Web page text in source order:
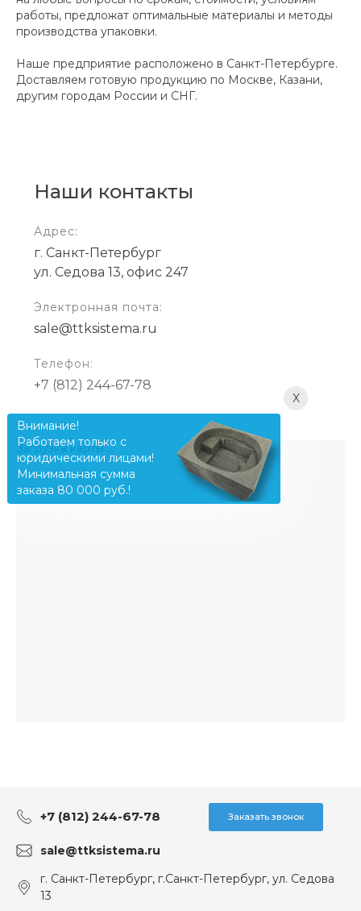
работы, предложат оптимальные материалы и методы
производства упаковки.
Наше предприятие расположено в Санкт-Петербурге.
Доставляем готовую продукцию по Москве, Казани,
другим городам России и СНГ.
Наши контакты
Адрес:
г. Санкт-Петербург
ул. Седова 13, офис 247
Электронная почта:
sale@ttksistema.ru
Телефон:
+7 (812) 244-67-78
Загрузка карты ...
+7 (812) 244-67-78 Заказать звонок
sale@ttksistema.ru
г. Санкт-Петербург, г.Санкт-Петербург, ул. Седова
13
X
Внимание!
Работаем только с
юридическими лицами!
Минимальная сумма
заказа 80 000 руб.!